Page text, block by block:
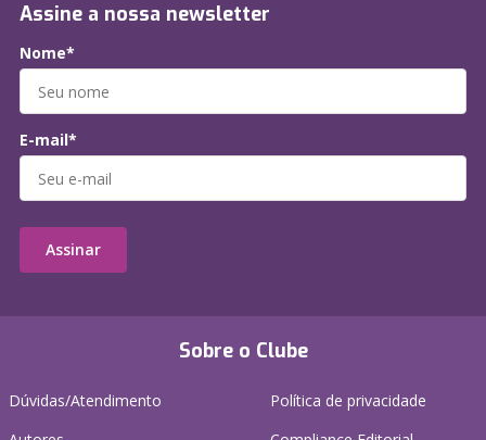
Sobre o Clube
Dúvidas/Atendimento
Política de privacidade
Assine a nossa newsletter
Nome*
E-mail*
Assinar